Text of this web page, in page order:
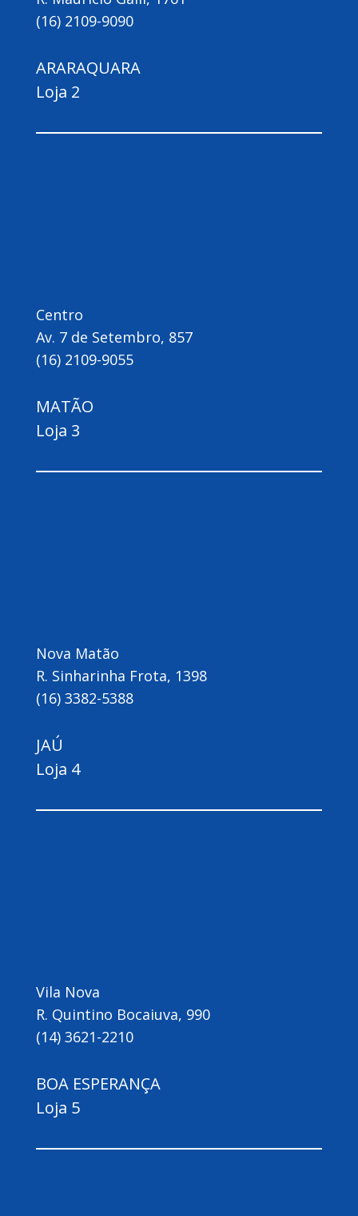
(16) 2109-9090
ARARAQUARA
Loja 2
Centro
Av. 7 de Setembro, 857
(16) 2109-9055
MATÃO
Loja 3
Nova Matão
R. Sinharinha Frota, 1398
(16) 3382-5388
JAÚ
Loja 4
Vila Nova
R. Quintino Bocaiuva, 990
(14) 3621-2210
BOA ESPERANÇA
Loja 5